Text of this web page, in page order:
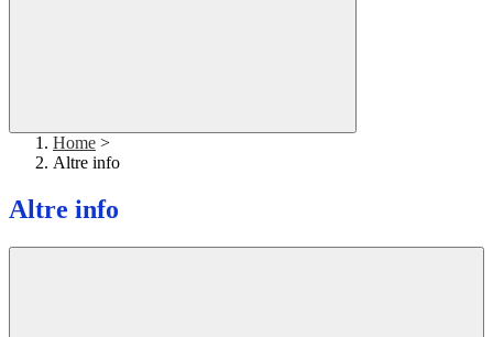
Home >
Altre info
Altre info